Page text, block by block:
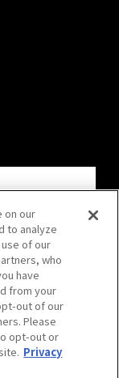
ティポリシー
on our
to analyze
of our
who
have
from your
out of our
Please
opt-out or
Privacy